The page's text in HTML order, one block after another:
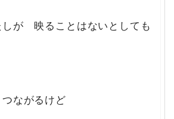
しが 映ることはないとしても
ながるけど